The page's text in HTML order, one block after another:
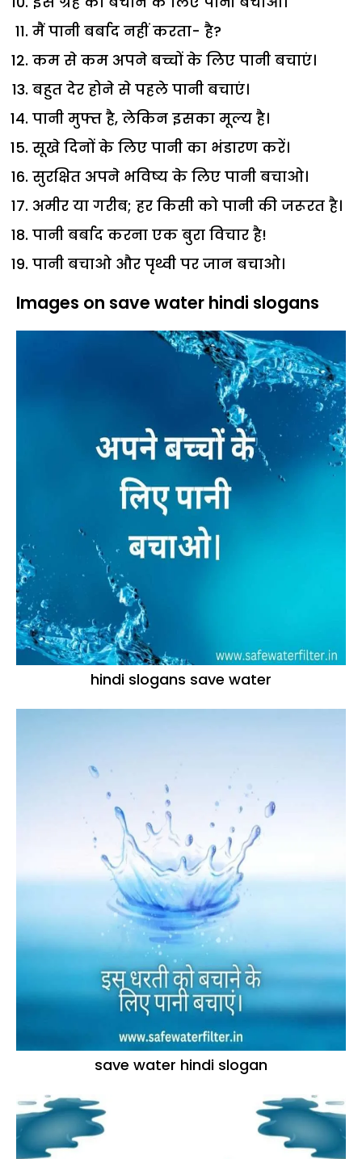
मैं पानी बर्बाद नहीं करता- है?
कम से कम अपने बच्चों के लिए पानी बचाएं।
बहुत देर होने से पहले पानी बचाएं।
पानी मुफ्त है, लेकिन इसका मूल्य है।
सूखे दिनों के लिए पानी का भंडारण करें।
सुरक्षित अपने भविष्य के लिए पानी बचाओ।
अमीर या गरीब; हर किसी को पानी की जरूरत है।
पानी बर्बाद करना एक बुरा विचार है!
पानी बचाओ और पृथ्वी पर जान बचाओ।
Images on save water hindi slogans
hindi slogans save water
save water hindi slogan